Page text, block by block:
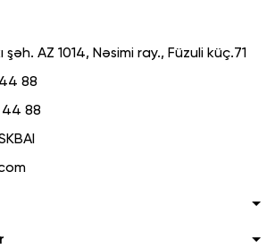
AZ 1014, Nəsimi ray., Füzuli küç.71
88
44 88